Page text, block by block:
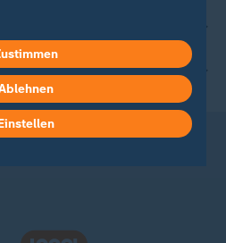
widerrufen oder ändern.
findest du in unserer